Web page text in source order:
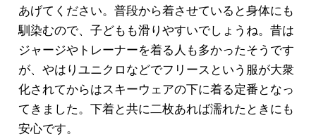
あげてください。普段から着させていると身体にも
馴染むので、子どもも滑りやすいでしょうね。昔は
ジャージやトレーナーを着る人も多かったそうです
が、やはりユニクロなどでフリースという服が大衆
化されてからはスキーウェアの下に着る定番となっ
てきました。下着と共に二枚あれば濡れたときにも
安心です。